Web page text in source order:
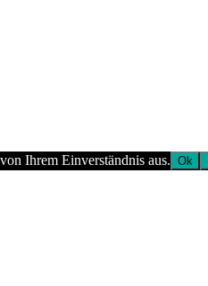
Ihrem Einverständnis aus. Ok